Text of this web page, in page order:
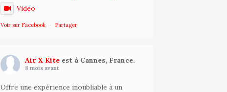
Video
Voir sur Facebook · Partager
Air X Kite est à Cannes, France.
8 mois avant
Offre une expérience inoubliable à un